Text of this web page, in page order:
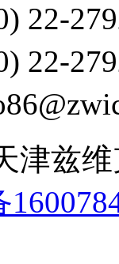
22-
22-
津兹